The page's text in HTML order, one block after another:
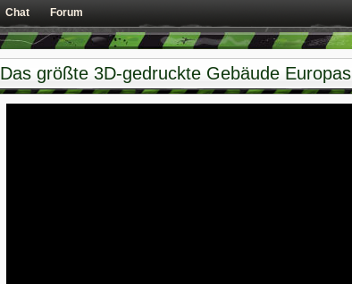
Chat Forum
Das größte 3D-gedruckte Gebäude Europas